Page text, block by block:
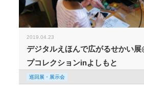
2019.04.23
デジタルえほんで広がるせかい展
プコレクションinよしもと
巡回展・展示会